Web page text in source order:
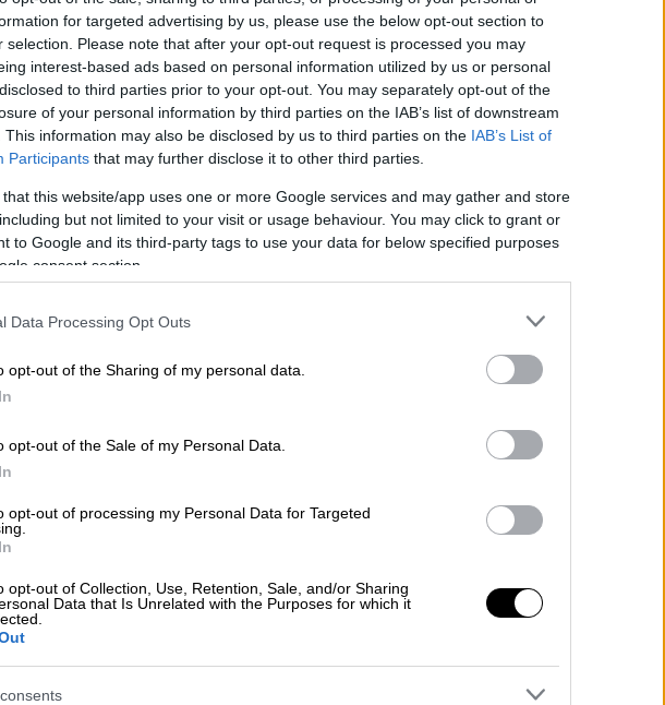
for targeted advertising by us, please use the below opt-out section to
selection. Please note that after your opt-out request is processed you may
interest-based ads based on personal information utilized by us or personal
to third parties prior to your opt-out. You may separately opt-out of the
of your personal information by third parties on the IAB’s list of downstream
This information may also be disclosed by us to third parties on the IAB’s List of
Participants that may further disclose it to other third parties.
that this website/app uses one or more Google services and may gather and store
but not limited to your visit or usage behaviour. You may click to grant or
to Google and its third-party tags to use your data for below specified purposes
consent section.
Data Processing Opt Outs
opt-out of the Sharing of my personal data.
opt-out of the Sale of my Personal Data.
opt-out of processing my Personal Data for Targeted
opt-out of Collection, Use, Retention, Sale, and/or Sharing
Data that Is Unrelated with the Purposes for which it
τις σορούς
της μάχης, έπειτα από μια παρόμοια
Μαρτίου
του 2022.
που σκοτώθηκαν στη μάχη μεταφέρθηκαν
Τουλάχιστον 80 σκυλιά ζούσαν